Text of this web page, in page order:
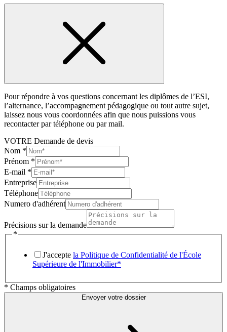
Pour répondre à vos questions concernant les diplômes de l’ESI,
l’alternance, l’accompagnement pédagogique ou tout autre sujet,
laissez nous vous coordonnées afin que nous puissions vous
recontacter par téléphone ou par mail.
VOTRE Demande de devis
Nom *
Prénom *
E-mail *
Entreprise
Téléphone
Numero d'adhérent
Précisions sur la demande
*
J'accepte la Politique de Confidentialité de l'École
Supérieure de l'Immobilier*
* Champs obligatoires
Envoyer votre dossier